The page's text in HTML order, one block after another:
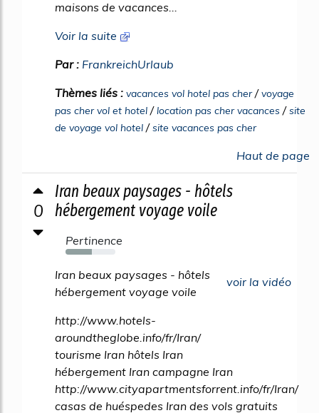
maisons de vacances...
Voir la suite
Par : FrankreichUrlaub
Thèmes liés : vacances vol hotel pas cher/voyage
pas cher vol et hotel /location pas cher vacances /site
de voyage vol hotel /site vacances pas cher
Haut de page
0
Iran beaux paysages - hôtels
hébergement voyage voile
Pertinence
53%
voir la vidéo
Iran beaux paysages - hôtels
hébergement voyage voile
http://www.hotels-
aroundtheglobe.info/fr/Iran/
tourisme Iran hôtels Iran
hébergement Iran campagne Iran
http://www.cityapartmentsforrent.info/fr/Iran/
casas de huéspedes Iran des vols gratuits